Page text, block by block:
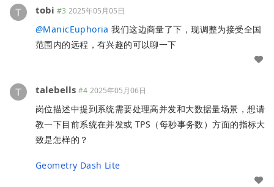
tobi #3 2025年05月05日
@ManicEuphoria 我们这边商量了下，现调整为接受全国
范围内的远程，有兴趣的可以聊一下
talebells #4 2025年05月06日
岗位描述中提到系统需要处理高并发和大数据量场景，想请
教一下目前系统在并发或 TPS（每秒事务数）方面的指标大
致是怎样的？
Geometry Dash Lite